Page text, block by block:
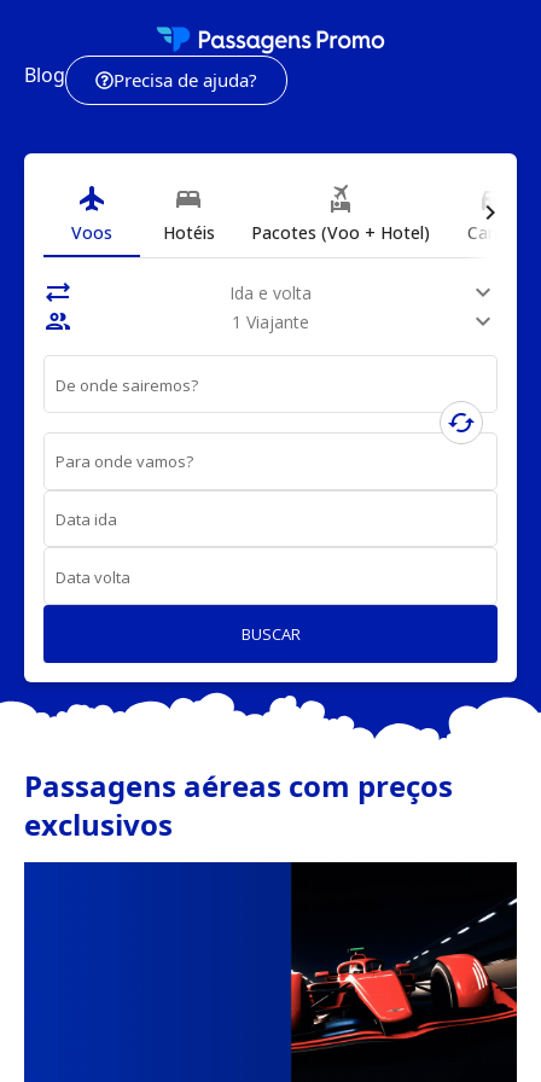
Blog Precisa de ajuda?
flight
Voos
bed
Hotéis
flights_and_hotels
Pacotes (Voo + Hotel)
directions_car
Carros
sync_alt Ida e volta
expand_more
people
1 Viajante expand_more
De onde sairemos?
cached
Para onde vamos?
Data ida
Data volta
BUSCAR
chevron_right
Passagens aéreas com preços
exclusivos